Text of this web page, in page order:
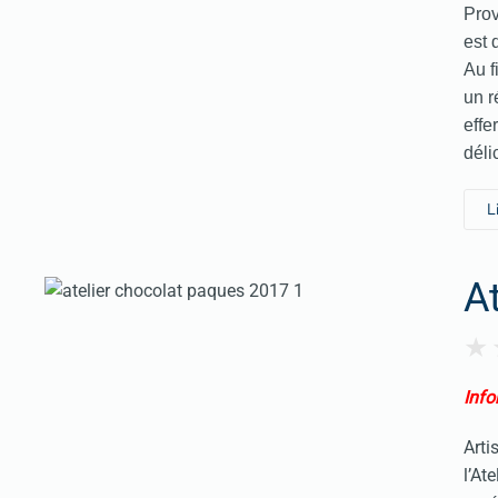
est
Au
un